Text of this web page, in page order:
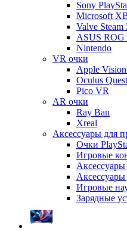
Sony
Microsoft
Valve Steam
ASUS
Nintendo
VR очки
Apple
Oculus Quest
Pico VR
AR очки
Ray Ban
Xreal
Аксессуары для
Очки
Игровые
Аксессуары
Игровые
Зарядные